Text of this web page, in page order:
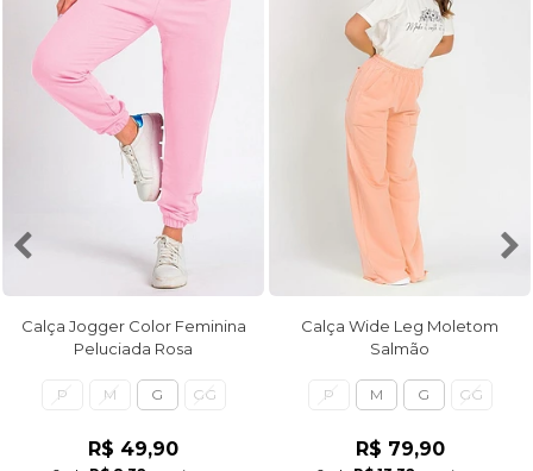
Calça Jogger Color Feminina
Peluciada Rosa
P M G GG
R$ 49,90
Calça Wide Leg Moletom
Salmão
P M G GG
R$ 79,90